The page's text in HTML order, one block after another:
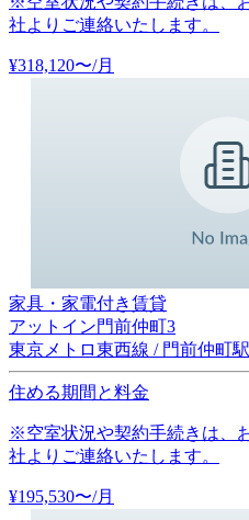
社よりご連絡いたします。
¥318,120〜/月
家具・家電付き賃貸
アットイン門前仲町3
東京メトロ東西線 / 門前仲町
住める期間と料金
※空室状況や契約手続きは、
社よりご連絡いたします。
¥195,530〜/月